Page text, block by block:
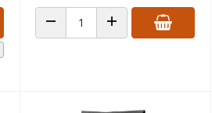
ANZAHL VERRINGERNANZAHL ERHÖHEN